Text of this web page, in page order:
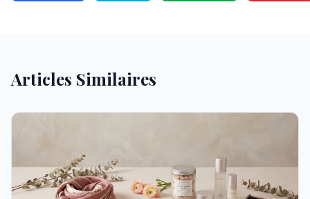
Articles Similaires